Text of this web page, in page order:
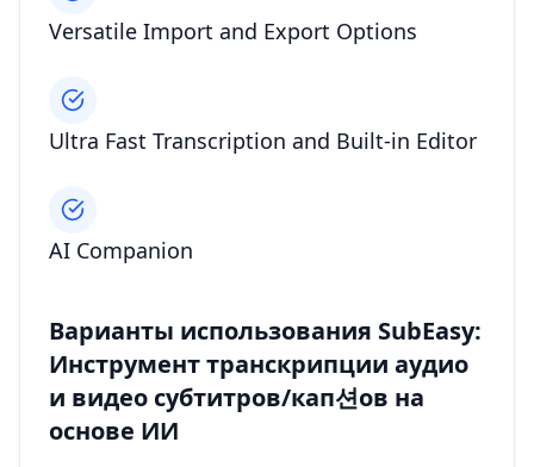
Versatile Import and Export Options
Ultra Fast Transcription and Built-in Editor
AI Companion
Варианты использования SubEasy:
Инструмент транскрипции аудио
и видео субтитров/кап션ов на
основе ИИ